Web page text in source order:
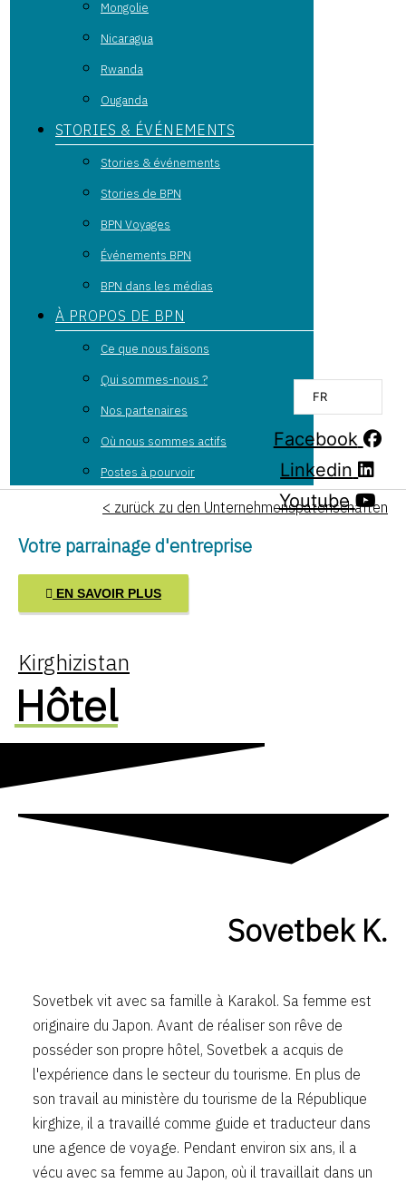
Mongolie
Nicaragua
Rwanda
Ouganda
STORIES & ÉVÉNEMENTS
Stories & événements
Stories de BPN
BPN Voyages
Événements BPN
BPN dans les médias
À PROPOS DE BPN
Ce que nous faisons
Qui sommes-nous ?
Nos partenaires
Où nous sommes actifs
Postes à pourvoir
FR
Facebook
Linkedin
Youtube
< zurück zu den Unternehmenspatenschaften
Votre parrainage d'entreprise
EN SAVOIR PLUS
Kirghizistan
Hôtel
Sovetbek K.
Sovetbek vit avec sa famille à Karakol. Sa femme est
originaire du Japon. Avant de réaliser son rêve de
posséder son propre hôtel, Sovetbek a acquis de
l'expérience dans le secteur du tourisme. En plus de
son travail au ministère du tourisme de la République
kirghize, il a travaillé comme guide et traducteur dans
une agence de voyage. Pendant environ six ans, il a
vécu avec sa femme au Japon, où il travaillait dans un